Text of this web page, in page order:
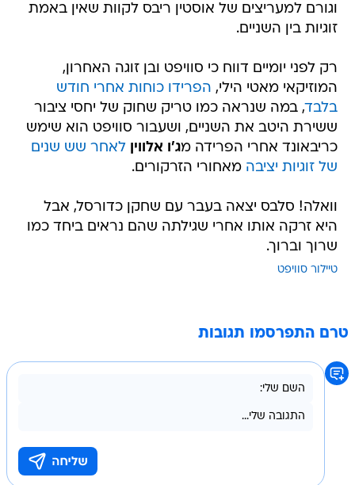
וגורם למעריצים של אוסטין ריבס לקוות שאין באמת
זוגיות בין השניים.
רק לפני יומיים דווח כי סוויפט ובן זוגה האחרון,
המוזיקאי מאטי הילי, הפרידו כוחות אחרי חודש
בלבד, במה שנראה כמו טריק שחוק של יחסי ציבור
ששירת היטב את השניים, ושעבור סוויפט הוא שימש
כריבאונד אחרי הפרידה מג'ו אלווין
לאחר שש שנים
של זוגיות יציבה מאחורי הזרקורים.
וואלה! סלבס יצאה בעבר עם שחקן כדורסל, אבל
היא זרקה אותו אחרי שגילתה שהם נראים ביחד כמו
שרוך וברוך.
טיילור סוויפט
טרם התפרסמו תגובות